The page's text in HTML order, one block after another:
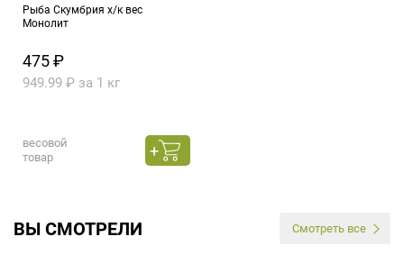
Рыба Скумбрия х/к вес
Монолит
475 ₽
949.99 ₽ за 1 кг
весовой
товар
ВЫ СМОТРЕЛИ Смотреть все